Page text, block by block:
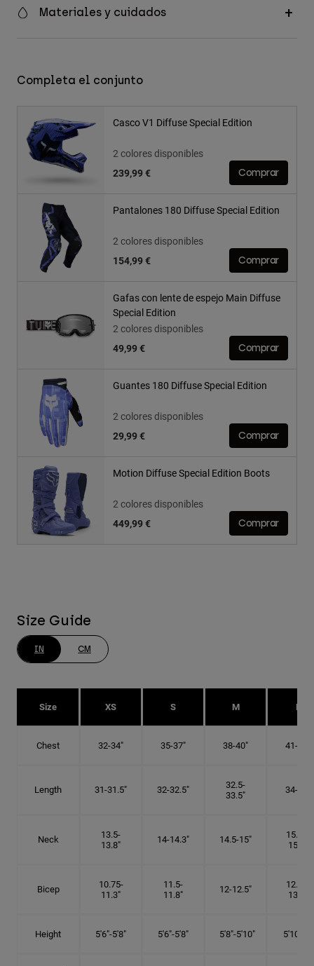
Materiales y cuidados
Completa el conjunto
Casco V1 Diffuse Special Edition
2 colores disponibles
239,99 €
Comprar
Pantalones 180 Diffuse Special Edition
2 colores disponibles
154,99 €
Comprar
Gafas con lente de espejo Main Diffuse
Special Edition
2 colores disponibles
49,99 €
Comprar
Guantes 180 Diffuse Special Edition
2 colores disponibles
29,99 €
Comprar
Motion Diffuse Special Edition Boots
2 colores disponibles
449,99 €
Comprar
Size Guide
IN CM
Size XS S M L
Chest 32-34" 35-37" 38-40" 41-43"
Length 31-31.5" 32-32.5"
32.5-
33.5"
34-35"
Neck
13.5-
13.8"
14-14.3" 14.5-15"
15.25-
15.5"
Bicep
10.75-
11.3"
11.5-
11.8"
12-12.5"
12.75-
13.3"
Height 5'6"-5'8" 5'6"-5'8" 5'8"-5'10" 5'10"- 6'